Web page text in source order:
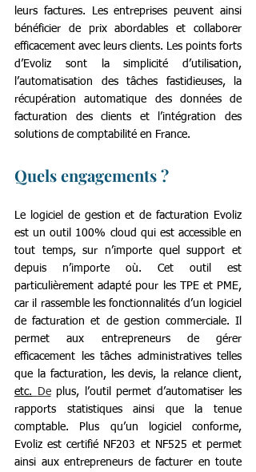
leurs factures. Les entreprises peuvent ainsi
bénéficier de prix abordables et collaborer
efficacement avec leurs clients. Les points forts
d’Evoliz sont la simplicité d’utilisation,
l’automatisation des tâches fastidieuses, la
récupération automatique des données de
facturation des clients et l’intégration des
solutions de comptabilité en France.
Quels engagements ?
Le logiciel de gestion et de facturation Evoliz
est un outil 100% cloud qui est accessible en
tout temps, sur n’importe quel support et
depuis n’importe où. Cet outil est
particulièrement adapté pour les TPE et PME,
car il rassemble les fonctionnalités d’un logiciel
de facturation et de gestion commerciale. Il
permet aux entrepreneurs de gérer
efficacement les tâches administratives telles
etc.
De plus, l’outil permet d’automatiser les
rapports statistiques ainsi que la tenue
comptable. Plus qu’un logiciel conforme,
Evoliz est certifié NF203 et NF525 et permet
ainsi aux entrepreneurs de facturer en toute